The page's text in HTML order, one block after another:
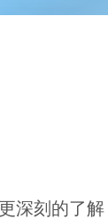
深刻的了解